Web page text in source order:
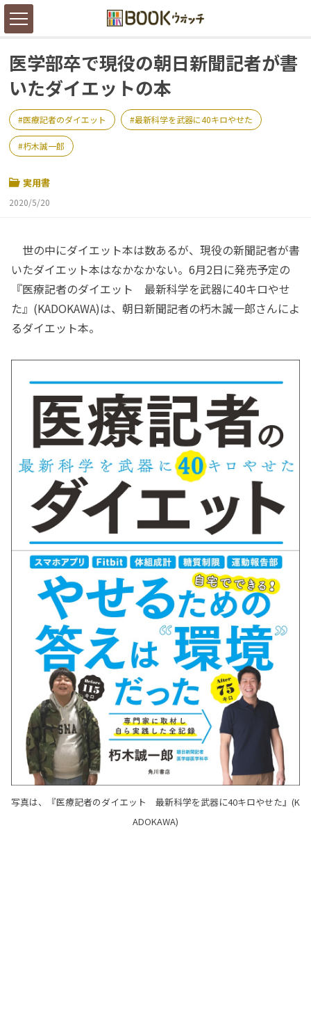
医学部卒で現役の朝日新聞記者が書
いたダイエットの本
医療記者のダイエット 最新科学を武器に40キロやせた
朽木誠一郎
実用書
2020/5/20
世の中にダイエット本は数あるが、現役の新聞記者が書
いたダイエット本はなかなかない。6月2日に発売予定の
『医療記者のダイエット 最新科学を武器に40キロやせ
た』(KADOKAWA)は、朝日新聞記者の朽木誠一郎さんによ
るダイエット本。
写真は、『医療記者のダイエット 最新科学を武器に40キロやせた』(K
ADOKAWA)